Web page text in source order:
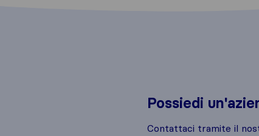
Possiedi
Contattaci tramite il